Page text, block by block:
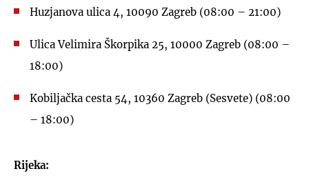
Huzjanova ulica 4, 10090 Zagreb (08:00 – 21:00)
Ulica Velimira Škorpika 25, 10000 Zagreb (08:00 –
18:00)
Kobiljačka cesta 54, 10360 Zagreb (Sesvete) (08:00
– 18:00)
Rijeka: